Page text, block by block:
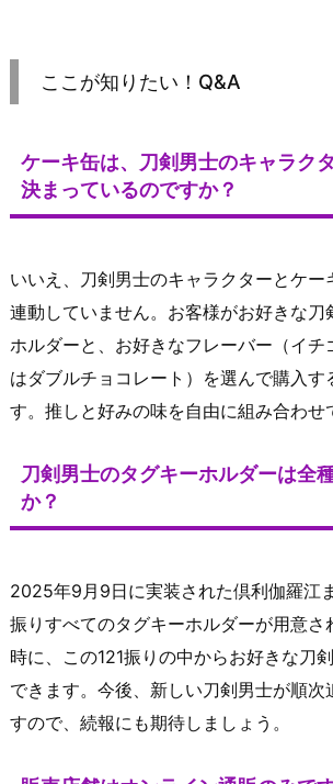
ここが知りたい！Q&A
ケーキ缶は、刀剣男士のキャラク
決まっているのですか？
いいえ、刀剣男士のキャラクターとケー
連動していません。お客様がお好きな刀
ホルダーと、お好きなフレーバー（イチ
はダブルチョコレート）を選んで購入す
す。推しと好みの味を自由に組み合わせ
刀剣男士のタグキーホルダーは全
か？
2025年9月9日に実装された倶利伽羅江
振りすべてのタグキーホルダーが用意さ
時に、この121振りの中からお好きな刀
できます。今後、新しい刀剣男士が順次
すので、続報にも期待しましょう。